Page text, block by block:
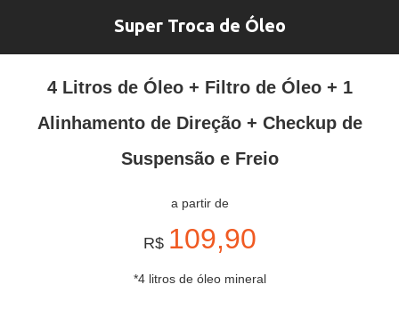
Super Troca de Óleo
4 Litros de Óleo + Filtro de Óleo + 1
Alinhamento de Direção + Checkup de
Suspensão e Freio
a partir de
R$ 109,90
*4 litros de óleo mineral